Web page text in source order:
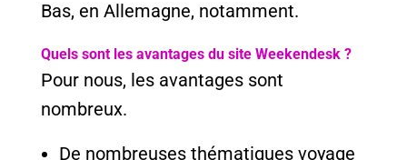
Bas, en Allemagne, notamment.
Quels sont les avantages du site Weekendesk ?
Pour nous, les avantages sont
nombreux.
De nombreuses thématiques voyage